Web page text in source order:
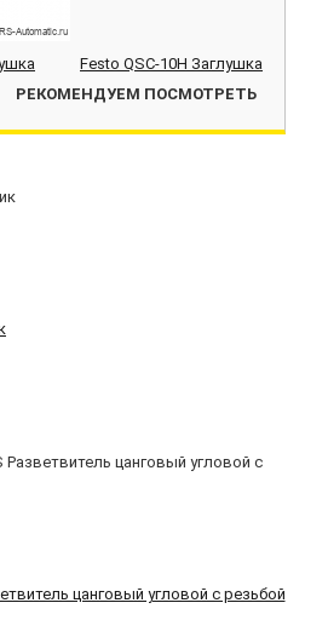
Festo QSC-10H Заглушка
цанговый угловой с резьбой
РЕКОМЕНДУЕМ ПОСМОТРЕТЬ